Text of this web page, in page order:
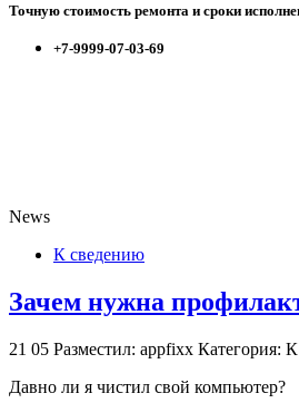
Точную стоимость ремонта и сроки
+7-9999-07-03-69
News
К сведению
Зачем нужна
21 05 Разместил: appfixx Категория:
Давно ли я чистил свой компьютер?